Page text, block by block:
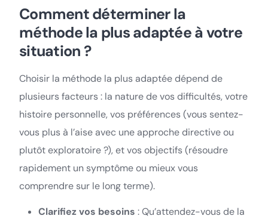
Comment déterminer la
méthode la plus adaptée à votre
situation ?
Choisir la méthode la plus adaptée dépend de
plusieurs facteurs : la nature de vos difficultés, votre
histoire personnelle, vos préférences (vous sentez-
vous plus à l’aise avec une approche directive ou
plutôt exploratoire ?), et vos objectifs (résoudre
rapidement un symptôme ou mieux vous
comprendre sur le long terme).
Clarifiez vos besoins : Qu’attendez-vous de la